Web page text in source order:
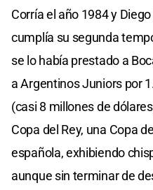
Corría el año 1984 y
cumplía su segunda
se lo había prestado a
a Argentinos Juniors por
(casi 8 millones de
Copa del Rey, una Copa
española, exhibiendo
aunque sin terminar de